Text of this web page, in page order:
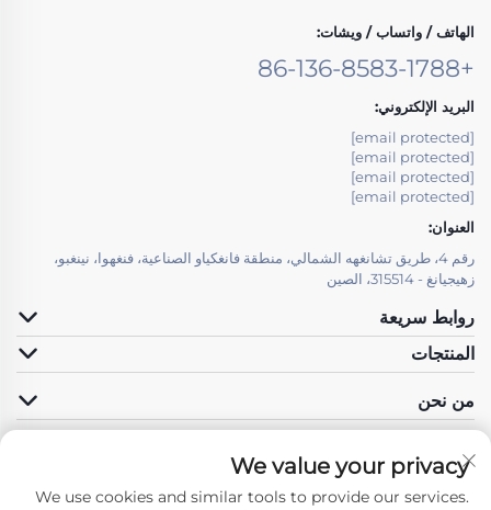
الهاتف / واتساب / ويشات:
+86-136-8583-1788
البريد الإلكتروني:
[email protected]
[email protected]
[email protected]
[email protected]
العنوان:
رقم 4، طريق تشانغهه الشمالي، منطقة فانغكياو الصناعية، فنغهوا، نينغبو،
زهيجيانغ - 315514، الصين
روابط سريعة
المنتجات
من نحن
We value your privacy
We use cookies and similar tools to provide our services.